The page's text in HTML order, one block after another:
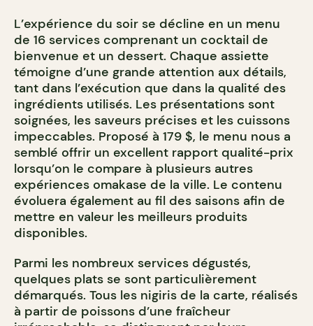
L’expérience du soir se décline en un menu
de 16 services comprenant un cocktail de
bienvenue et un dessert. Chaque assiette
témoigne d’une grande attention aux détails,
tant dans l’exécution que dans la qualité des
ingrédients utilisés. Les présentations sont
soignées, les saveurs précises et les cuissons
impeccables. Proposé à 179 $, le menu nous a
semblé offrir un excellent rapport qualité-prix
lorsqu’on le compare à plusieurs autres
expériences omakase de la ville. Le contenu
évoluera également au fil des saisons afin de
mettre en valeur les meilleurs produits
disponibles.
Parmi les nombreux services dégustés,
quelques plats se sont particulièrement
démarqués. Tous les nigiris de la carte, réalisés
à partir de poissons d’une fraîcheur